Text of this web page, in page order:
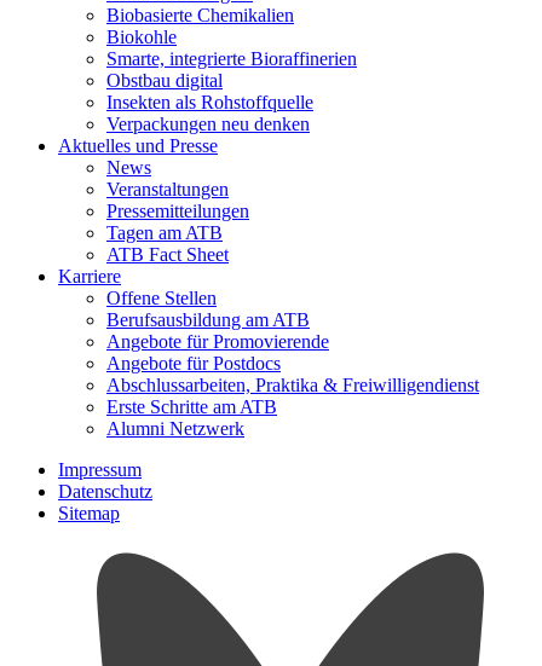
Biobasierte Chemikalien
Biokohle
Smarte, integrierte Bioraffinerien
Obstbau digital
Insekten als Rohstoffquelle
Verpackungen neu denken
Aktuelles und Presse
News
Veranstaltungen
Pressemitteilungen
Tagen am ATB
ATB Fact Sheet
Karriere
Offene Stellen
Berufsausbildung am ATB
Angebote für Promovierende
Angebote für Postdocs
Abschlussarbeiten, Praktika & Freiwilligendienst
Erste Schritte am ATB
Alumni Netzwerk
Impressum
Datenschutz
Sitemap